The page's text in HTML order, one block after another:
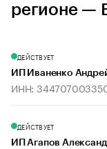
регионе —
ДЕЙСТВУЕТ
ИП Иваненко
ИНН:
ДЕЙСТВУЕТ
ИП Агапов